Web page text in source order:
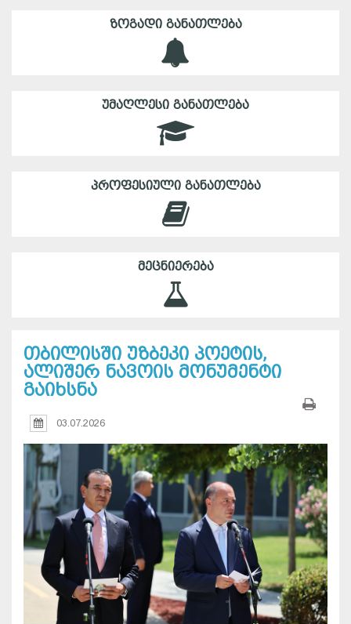
ᲖᲝᲒᲐᲓᲘ ᲒᲐᲜᲐᲗᲚᲔᲑᲐ
ᲣᲛᲐᲦᲚᲔᲡᲘ ᲒᲐᲜᲐᲗᲚᲔᲑᲐ
ᲞᲠᲝᲤᲔᲡᲘᲣᲚᲘ ᲒᲐᲜᲐᲗᲚᲔᲑᲐ
ᲛᲔᲪᲜᲘᲔᲠᲔᲑᲐ
თბილისში უზბეკი პოეტის,
ალიშერ ნავოის მონუმენტი
გაიხსნა
03.07.2026